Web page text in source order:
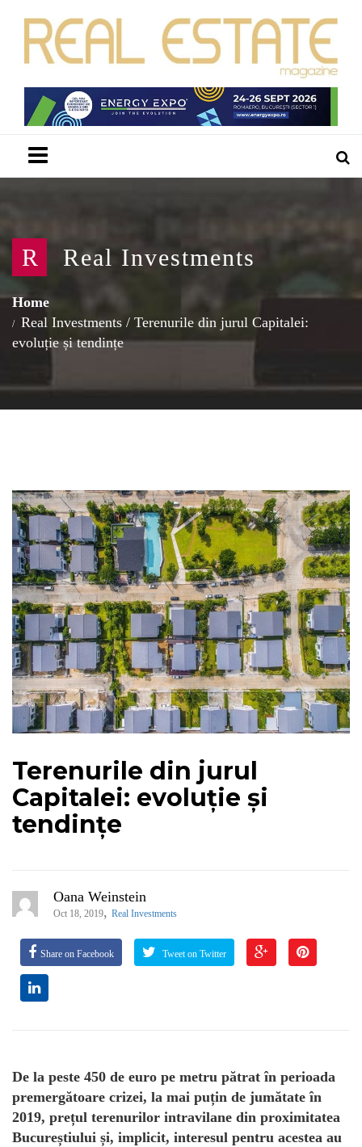
R Real Investments
Home
Real Investments / Terenurile din jurul Capitalei:
evoluție și tendințe
Terenurile din jurul
Capitalei: evoluție și
tendințe
Oana Weinstein
Oct 18, 2019, Real Investments
Share on Facebook Tweet on Twitter
De la peste 450 de euro pe metru pătrat în perioada
premergătoare crizei, la mai puțin de jumătate în
2019, prețul terenurilor intravilane din proximitatea
Bucureștiului și, implicit, interesul pentru acestea au